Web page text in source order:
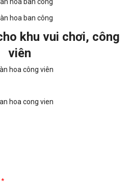
khu vui chơi, công
viên
*